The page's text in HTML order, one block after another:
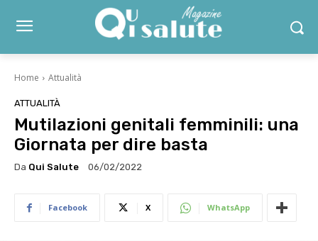
Home Attualità
ATTUALITÀ
Mutilazioni genitali femminili: una
Giornata per dire basta
Da Qui Salute 06/02/2022
Facebook X WhatsApp